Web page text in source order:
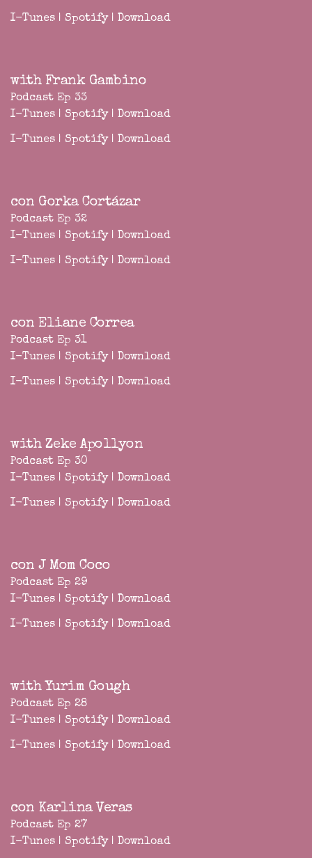
I-Tunes | Spotify| Download
with Frank Gambino
Podcast Ep 33
I-Tunes | Spotify| Download
I-Tunes | Spotify| Download
con Gorka Cortázar
Podcast Ep 32
I-Tunes | Spotify| Download
I-Tunes | Spotify| Download
con Eliane Correa
Podcast Ep 31
I-Tunes | Spotify| Download
I-Tunes | Spotify| Download
with Zeke Apollyon
Podcast Ep 30
I-Tunes | Spotify| Download
I-Tunes | Spotify| Download
con J Mom Coco
Podcast Ep 29
I-Tunes | Spotify| Download
I-Tunes | Spotify| Download
with Yurim Gough
Podcast Ep 28
I-Tunes | Spotify| Download
I-Tunes | Spotify| Download
con Karlina Veras
Podcast Ep 27
I-Tunes | Spotify| Download